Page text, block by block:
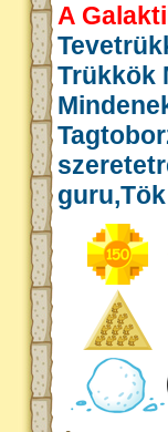
A
Trükkök